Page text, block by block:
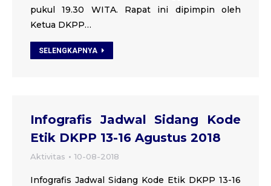
pukul 19.30 WITA. Rapat ini dipimpin oleh
Ketua DKPP…
SELENGKAPNYA
Infografis Jadwal Sidang Kode
Etik DKPP 13-16 Agustus 2018
Aktivitas 10-08-2018
Infografis Jadwal Sidang Kode Etik DKPP 13-16